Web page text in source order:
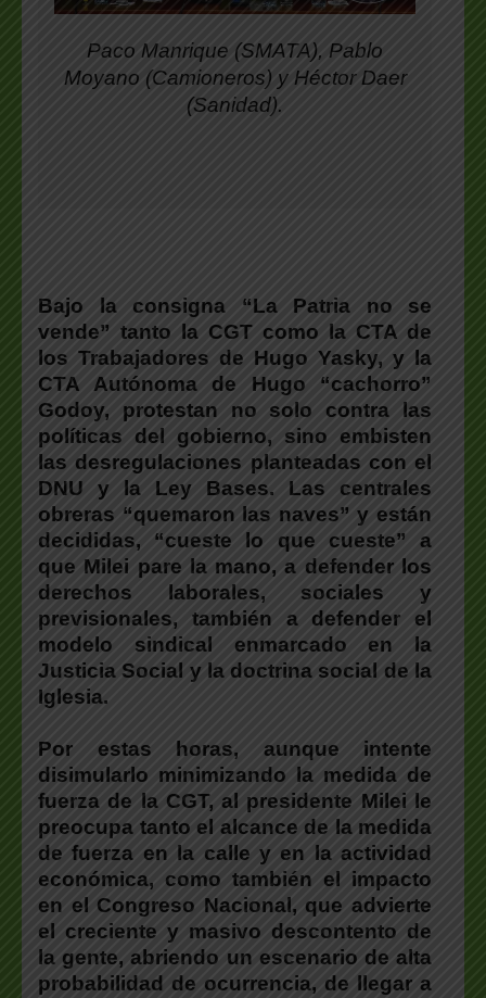
Paco Manrique (SMATA), Pablo
Moyano (Camioneros) y Héctor Daer
(Sanidad).
Bajo la consigna “La Patria no se
vende” tanto la CGT como la CTA de
los Trabajadores de Hugo Yasky, y la
CTA Autónoma de Hugo “cachorro”
Godoy, protestan no solo contra las
políticas del gobierno, sino embisten
las desregulaciones planteadas con el
DNU y la Ley Bases. Las centrales
obreras “quemaron las naves” y están
decididas, “cueste lo que cueste” a
que Milei pare la mano, a defender los
derechos laborales, sociales y
previsionales, también a defender el
modelo sindical enmarcado en la
Justicia Social y la doctrina social de la
Iglesia.
Por estas horas, aunque intente
disimularlo minimizando la medida de
fuerza de la CGT, al presidente Milei le
preocupa tanto el alcance de la medida
de fuerza en la calle y en la actividad
económica, como también el impacto
en el Congreso Nacional, que advierte
el creciente y masivo descontento de
la gente, abriendo un escenario de alta
probabilidad de ocurrencia, de llegar a